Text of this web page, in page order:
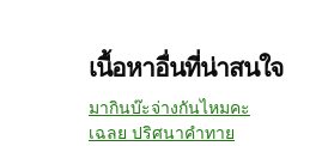
เนื้อหาอื่นที่น่าสนใจ
มากินบ๊ะจ่างกันไหมคะ
เฉลย ปริศนาคำทาย